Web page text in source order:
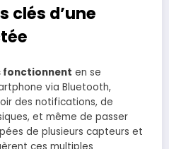
clés d’une
fonctionnent en se
via Bluetooth,
des notifications, de
et même de passer
de plusieurs capteurs et
ces multiples